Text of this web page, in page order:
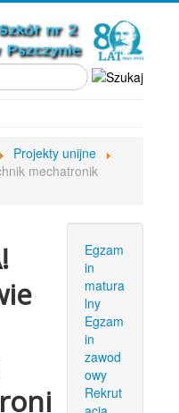
Projekty unijne
mechatronik
Egzam
in
matura
lny
Egzam
in
zawod
owy
Rekrut